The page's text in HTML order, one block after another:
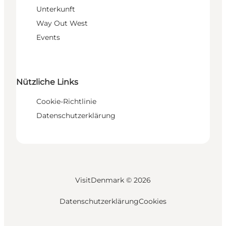
Unterkunft
Way Out West
Events
Nützliche Links
Cookie-Richtlinie
Datenschutzerklärung
VisitDenmark © 2026
DatenschutzerklärungCookies